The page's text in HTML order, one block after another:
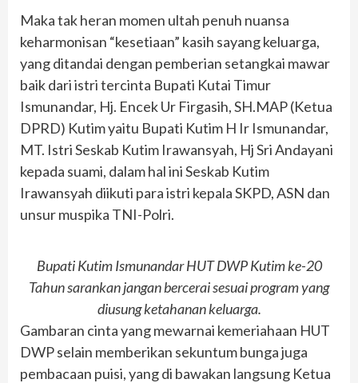
Maka tak heran momen ultah penuh nuansa
keharmonisan “kesetiaan” kasih sayang keluarga,
yang ditandai dengan pemberian setangkai mawar
baik dari istri tercinta Bupati Kutai Timur
Ismunandar, Hj. Encek Ur Firgasih, SH.MAP (Ketua
DPRD) Kutim yaitu Bupati Kutim H Ir Ismunandar,
MT. Istri Seskab Kutim Irawansyah, Hj Sri Andayani
kepada suami, dalam hal ini Seskab Kutim
Irawansyah diikuti para istri kepala SKPD, ASN dan
unsur muspika TNI-Polri.
Bupati Kutim Ismunandar HUT DWP Kutim ke-20
Tahun sarankan jangan bercerai sesuai program yang
diusung ketahanan keluarga.
Gambaran cinta yang mewarnai kemeriahaan HUT
DWP selain memberikan sekuntum bunga juga
pembacaan puisi, yang di bawakan langsung Ketua